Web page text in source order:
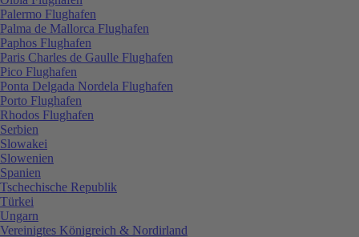
Palermo Flughafen
Palma de Mallorca Flughafen
Paphos Flughafen
Paris Charles de Gaulle Flughafen
Pico Flughafen
Ponta Delgada Nordela Flughafen
Porto Flughafen
Rhodos Flughafen
Serbien
Slowakei
Slowenien
Spanien
Tschechische Republik
Türkei
Ungarn
Vereinigtes Königreich & Nordirland